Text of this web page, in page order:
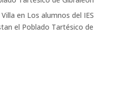
en Los alumnos del IES
el Poblado Tartésico de